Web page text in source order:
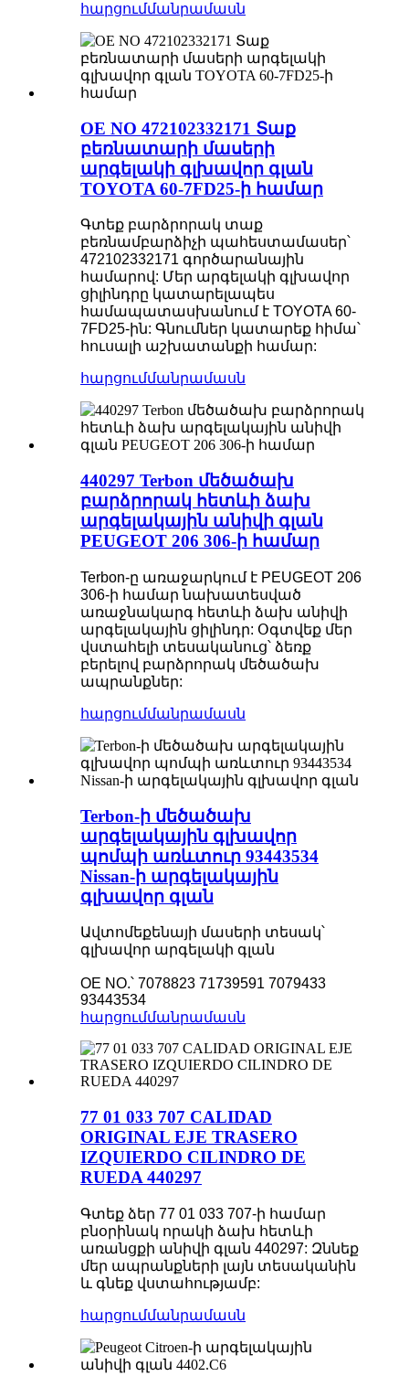
հարցումմանրամասն
OE NO 472102332171 Տաք
բեռնատարի մասերի
արգելակի գլխավոր գլան
TOYOTA 60-7FD25-ի համար
Գտեք բարձրորակ տաք
բեռնամբարձիչի պահեստամասեր՝
472102332171 գործարանային
համարով: Մեր արգելակի գլխավոր
ցիլինդրը կատարելապես
համապատասխանում է TOYOTA 60-
7FD25-ին: Գնումներ կատարեք հիմա՝
հուսալի աշխատանքի համար:
հարցումմանրամասն
440297 Terbon մեծածախ
բարձրորակ հետևի ձախ
արգելակային անիվի գլան
PEUGEOT 206 306-ի համար
Terbon-ը առաջարկում է PEUGEOT 206
306-ի համար նախատեսված
առաջնակարգ հետևի ձախ անիվի
արգելակային ցիլինդր: Օգտվեք մեր
վստահելի տեսականուց՝ ձեռք
բերելով բարձրորակ մեծածախ
ապրանքներ:
հարցումմանրամասն
Terbon-ի մեծածախ
արգելակային գլխավոր
պոմպի առևտուր 93443534
Nissan-ի արգելակային
գլխավոր գլան
Ավտոմեքենայի մասերի տեսակ՝
գլխավոր արգելակի գլան
OE NO.՝ 7078823 71739591 7079433
93443534
հարցումմանրամասն
77 01 033 707 CALIDAD
ORIGINAL EJE TRASERO
IZQUIERDO CILINDRO DE
RUEDA 440297
Գտեք ձեր 77 01 033 707-ի համար
բնօրինակ որակի ձախ հետևի
առանցքի անիվի գլան 440297: Զննեք
մեր ապրանքների լայն տեսականին
և գնեք վստահությամբ:
հարցումմանրամասն